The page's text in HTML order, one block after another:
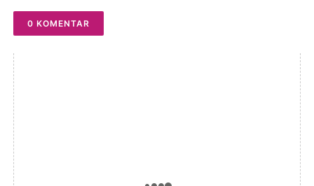
0 KOMENTAR